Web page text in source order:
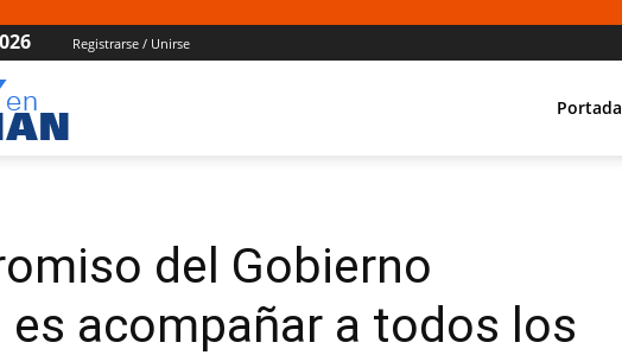
Registrarse / Unirse
Portada
del Gobierno
acompañar a todos los